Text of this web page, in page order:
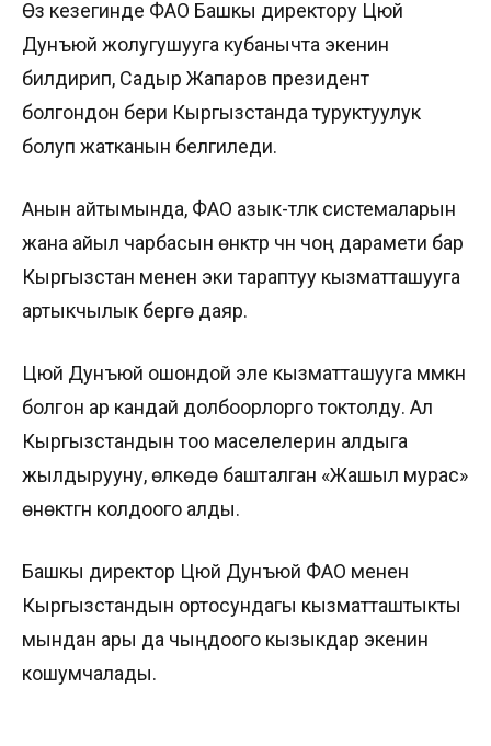
Өз кезегинде ФАО Башкы директору Цюй
Дунъюй жолугушууга кубанычта экенин
билдирип, Садыр Жапаров президент
болгондон бери Кыргызстанда туруктуулук
болуп жатканын белгиледи.
Анын айтымында, ФАО азык-түлүк системаларын
жана айыл чарбасын өнүктүрүү үчүн чоң дарамети бар
Кыргызстан менен эки тараптуу кызматташууга
артыкчылык берүүгө даяр.
Цюй Дунъюй ошондой эле кызматташууга мүмкүн
болгон ар кандай долбоорлорго токтолду. Ал
Кыргызстандын тоо маселелерин алдыга
жылдырууну, өлкөдө башталган «Жашыл мурас»
өнөктүгүн колдоого алды.
Башкы директор Цюй Дунъюй ФАО менен
Кыргызстандын ортосундагы кызматташтыкты
мындан ары да чыңдоого кызыкдар экенин
кошумчалады.